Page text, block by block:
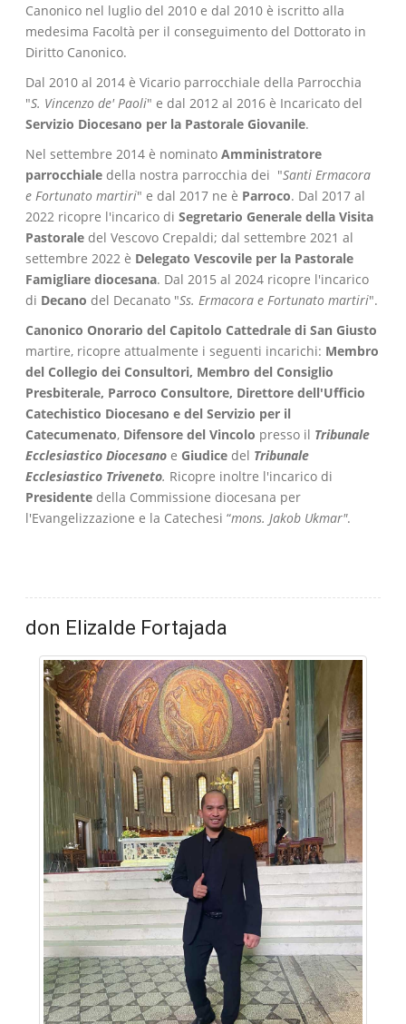
Canonico nel luglio del 2010 e dal 2010 è iscritto alla
medesima Facoltà per il conseguimento del Dottorato in
Diritto Canonico.
Dal 2010 al 2014 è Vicario parrocchiale della Parrocchia
"S. Vincenzo de' Paoli" e dal 2012 al 2016 è Incaricato del
Servizio Diocesano per la Pastorale Giovanile.
Nel settembre 2014 è nominatoAmministratore
parrocchiale della nostra parrocchia dei "Santi Ermacora
e Fortunato martiri" e dal 2017 ne è Parroco. Dal 2017 al
2022 ricopre l'incarico diSegretario Generale della Visita
Pastorale del Vescovo Crepaldi; dal settembre 2021 al
settembre 2022 è Delegato Vescovile per la Pastorale
Famigliare diocesana. Dal 2015 al 2024 ricopre l'incarico
di Decano del Decanato "Ss. Ermacora e Fortunato martiri".
Canonico Onorario del Capitolo Cattedrale di San Giusto
martire, ricopre attualmente i seguenti incarichi: Membro
del Collegio dei Consultori, Membro del Consiglio
Presbiterale, Parroco Consultore, Direttore dell'Ufficio
Catechistico Diocesano e del Servizio per il
Catecumenato, Difensore del Vincolo presso il Tribunale
Ecclesiastico Diocesano e Giudice del Tribunale
Ecclesiastico Triveneto. Ricopre inoltre l'incarico di
Presidente della Commissione diocesana per
l'Evangelizzazione e la Catechesi “mons. Jakob Ukmar".
don Elizalde Fortajada